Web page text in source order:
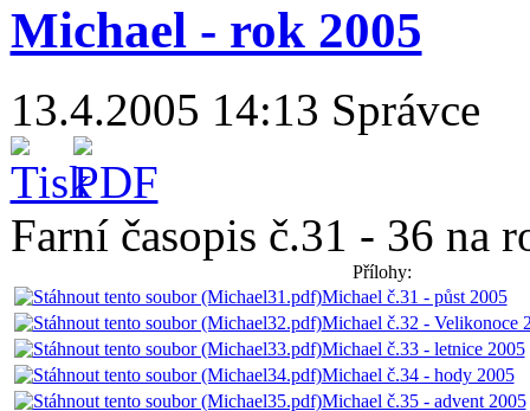
Michael - rok 2005
13.4.2005 14:13 Správce
Farní časopis č.31 - 36 na
Přílohy:
Michael č.31 - půst 2005
Michael č.32 - Velikonoce
Michael č.33 - letnice 2005
Michael č.34 - hody 2005
Michael č.35 - advent 2005